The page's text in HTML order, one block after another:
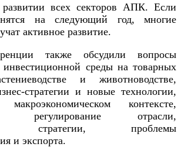
развитии всех секторов АПК. Если
на следующий год, многие
активное развитие.
также обсудили вопросы
среды на товарных
и животноводстве,
стратегии и новые технологии,
контексте,
регулирование отрасли,
стратегии, проблемы
и экспорта.